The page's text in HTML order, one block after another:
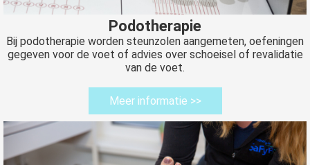
Podotherapie
Bij podotherapie worden steunzolen aangemeten, oefeningen
gegeven voor de voet of advies over schoeisel of revalidatie
van de voet.
Meer informatie >>